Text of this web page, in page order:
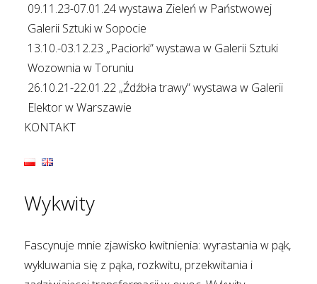
09.11.23-07.01.24 wystawa Zieleń w Państwowej
Galerii Sztuki w Sopocie
13.10.-03.12.23 „Paciorki” wystawa w Galerii Sztuki
Wozownia w Toruniu
26.10.21-22.01.22 „Źdźbła trawy” wystawa w Galerii
Elektor w Warszawie
KONTAKT
Wykwity
Fascynuje mnie zjawisko kwitnienia: wyrastania w pąk,
wykluwania się z pąka, rozkwitu, przekwitania i